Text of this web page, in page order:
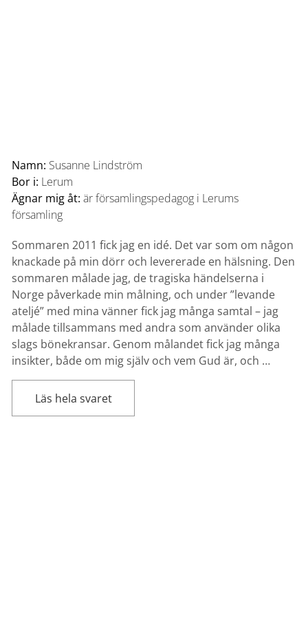
Namn: Susanne Lindström
Bor i: Lerum
Ägnar mig åt:är församlingspedagog i Lerums
församling
Sommaren 2011 fick jag en idé. Det var som om någon
knackade på min dörr och levererade en hälsning. Den
sommaren målade jag, de tragiska händelserna i
Norge påverkade min målning, och under ”levande
ateljé” med mina vänner fick jag många samtal – jag
målade tillsammans med andra som använder olika
slags bönekransar. Genom målandet fick jag många
insikter, både om mig själv och vem Gud är, och …
Läs hela svaret